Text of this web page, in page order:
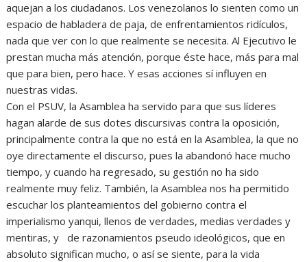
aquejan a los ciudadanos. Los venezolanos lo sienten como un
espacio de habladera de paja, de enfrentamientos ridículos,
nada que ver con lo que realmente se necesita. Al Ejecutivo le
prestan mucha más atención, porque éste hace, más para mal
que para bien, pero hace. Y esas acciones sí influyen en
nuestras vidas.
Con el PSUV, la Asamblea ha servido para que sus líderes
hagan alarde de sus dotes discursivas contra la oposición,
principalmente contra la que no está en la Asamblea, la que no
oye directamente el discurso, pues la abandonó hace mucho
tiempo, y cuando ha regresado, su gestión no ha sido
realmente muy feliz. También, la Asamblea nos ha permitido
escuchar los planteamientos del gobierno contra el
imperialismo yanqui, llenos de verdades, medias verdades y
mentiras, y de razonamientos pseudo ideológicos, que en
absoluto significan mucho, o así se siente, para la vida